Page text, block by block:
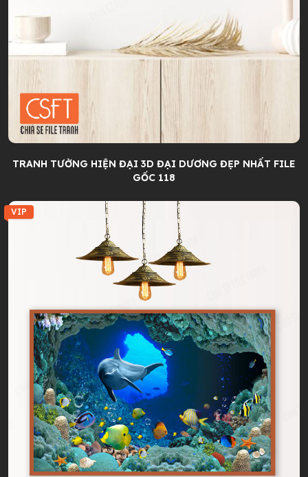
TRANH TƯỜNG HIỆN ĐẠI 3D ĐẠI DƯƠNG ĐẸP NHẤT FILE
GỐC 118
VIP